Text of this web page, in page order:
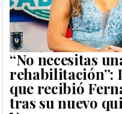
“No necesitas
rehabilitación”:
que recibió
tras su nuevo